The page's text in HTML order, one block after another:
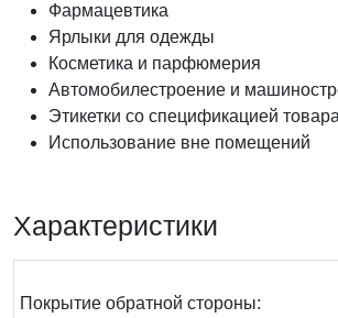
Фармацевтика
Ярлыки для одежды
Косметика и парфюмерия
Автомобилестроение и
Этикетки со спецификацией товара
Использование вне помещений
Характеристики
Покрытие обратной стороны: